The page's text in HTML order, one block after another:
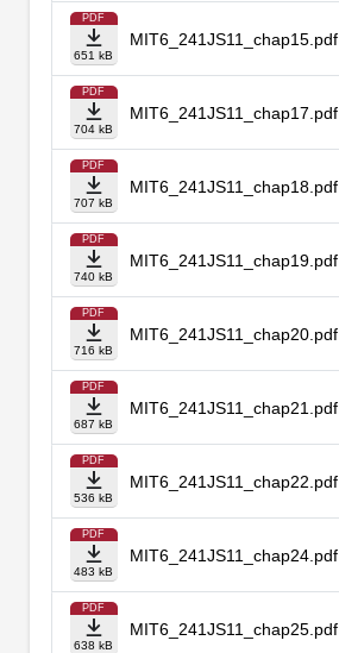
PDF
651 kB
MIT6_241JS11_chap15.pdf
PDF
704 kB
MIT6_241JS11_chap17.pdf
PDF
707 kB
MIT6_241JS11_chap18.pdf
PDF
740 kB
MIT6_241JS11_chap19.pdf
PDF
716 kB
MIT6_241JS11_chap20.pdf
PDF
687 kB
MIT6_241JS11_chap21.pdf
PDF
536 kB
MIT6_241JS11_chap22.pdf
PDF
483 kB
MIT6_241JS11_chap24.pdf
PDF
638 kB
MIT6_241JS11_chap25.pdf